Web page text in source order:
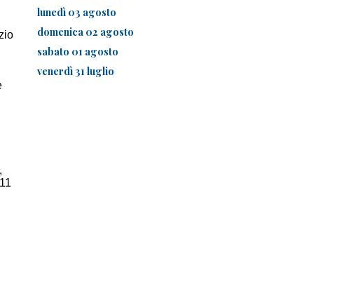
lunedì 03 agosto
domenica 02 agosto
sabato 01 agosto
venerdì 31 luglio